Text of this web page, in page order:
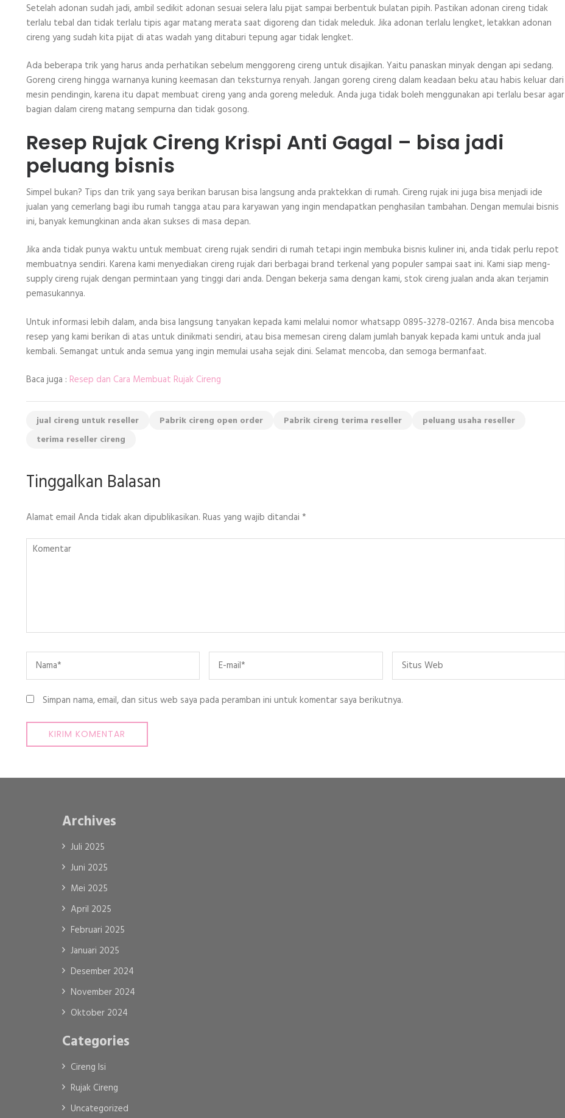
Setelah adonan sudah jadi, ambil sedikit adonan sesuai selera lalu pijat sampai berbentuk bulatan pipih. Pastikan adonan cireng tidak
terlalu tebal dan tidak terlalu tipis agar matang merata saat digoreng dan tidak meleduk. Jika adonan terlalu lengket, letakkan adonan
cireng yang sudah kita pijat di atas wadah yang ditaburi tepung agar tidak lengket.
Ada beberapa trik yang harus anda perhatikan sebelum menggoreng cireng untuk disajikan. Yaitu panaskan minyak dengan api sedang.
Goreng cireng hingga warnanya kuning keemasan dan teksturnya renyah. Jangan goreng cireng dalam keadaan beku atau habis keluar dari
mesin pendingin, karena itu dapat membuat cireng yang anda goreng meleduk. Anda juga tidak boleh menggunakan api terlalu besar agar
bagian dalam cireng matang sempurna dan tidak gosong.
Resep Rujak Cireng Krispi Anti Gagal – bisa jadi
peluang bisnis
Simpel bukan? Tips dan trik yang saya berikan barusan bisa langsung anda praktekkan di rumah. Cireng rujak ini juga bisa menjadi ide
jualan yang cemerlang bagi ibu rumah tangga atau para karyawan yang ingin mendapatkan penghasilan tambahan. Dengan memulai bisnis
ini, banyak kemungkinan anda akan sukses di masa depan.
Jika anda tidak punya waktu untuk membuat cireng rujak sendiri di rumah tetapi ingin membuka bisnis kuliner ini, anda tidak perlu repot
membuatnya sendiri. Karena kami menyediakan cireng rujak dari berbagai brand terkenal yang populer sampai saat ini. Kami siap meng-
supply cireng rujak dengan permintaan yang tinggi dari anda. Dengan bekerja sama dengan kami, stok cireng jualan anda akan terjamin
pemasukannya.
Untuk informasi lebih dalam, anda bisa langsung tanyakan kepada kami melalui nomor whatsapp 0895-3278-02167. Anda bisa mencoba
resep yang kami berikan di atas untuk dinikmati sendiri, atau bisa memesan cireng dalam jumlah banyak kepada kami untuk anda jual
kembali. Semangat untuk anda semua yang ingin memulai usaha sejak dini. Selamat mencoba, dan semoga bermanfaat.
Baca juga : Resep dan Cara Membuat Rujak Cireng
jual cireng untuk reseller Pabrik cireng open order Pabrik cireng terima reseller
peluang usaha reseller
terima reseller cireng
Tinggalkan Balasan
Alamat email Anda tidak akan dipublikasikan. Ruas yang wajib ditandai *
Komentar
Name Email
Situs
Web
Simpan nama, email, dan situs web saya pada peramban ini untuk komentar saya berikutnya.
Archives
Juli 2025
Juni 2025
Mei 2025
April 2025
Februari 2025
Januari 2025
Desember 2024
November 2024
Oktober 2024
Categories
Cireng Isi
Rujak Cireng
Uncategorized